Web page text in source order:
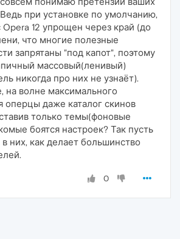
при установке по умолчанию,
Opera 12 упрощен через край (до
что многие полезные
запрятаны "под капот", поэтому
массовый(ленивый)
никогда про них не узнаёт).
на волне максимального
оперцы даже каталог скинов
только темы(фоновые
боятся настроек? Так пусть
в них, как делает большинство
0